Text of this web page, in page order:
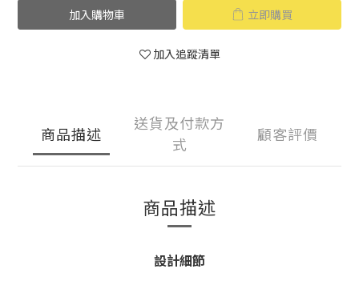
加入購物車 立即購買
加入追蹤清單
商品描述
送貨及付款方
式
顧客評價
商品描述
設計細節